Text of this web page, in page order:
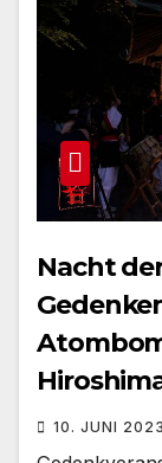
Nacht
10. JUNI 2023